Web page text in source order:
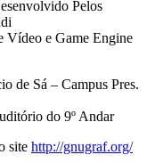
Pelos
Vídeo e Game Engine
de Sá – Campus Pres.
do 9º Andar
site http://gnugraf.org/